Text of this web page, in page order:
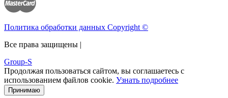
Политика обработки данных Copyright ©
Все права защищены |
Group-S
Продолжая пользоваться сайтом, вы соглашаетесь с
использованием файлов cookie. Узнать подробнее
Принимаю